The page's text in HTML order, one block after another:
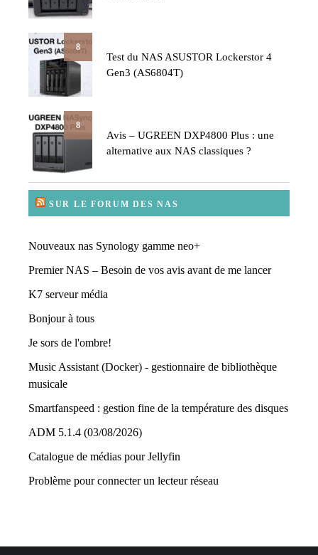
8
Test du NAS ASUSTOR Lockerstor 4
Gen3 (AS6804T)
8
Avis – UGREEN DXP4800 Plus : une
alternative aux NAS classiques ?
SUR LE FORUM DES NAS
Nouveaux nas Synology gamme neo+
Premier NAS – Besoin de vos avis avant de me lancer
K7 serveur média
Bonjour à tous
Je sors de l'ombre!
Music Assistant (Docker) - gestionnaire de bibliothèque
musicale
Smartfanspeed : gestion fine de la température des disques
ADM 5.1.4 (03/08/2026)
Catalogue de médias pour Jellyfin
Problème pour connecter un lecteur réseau